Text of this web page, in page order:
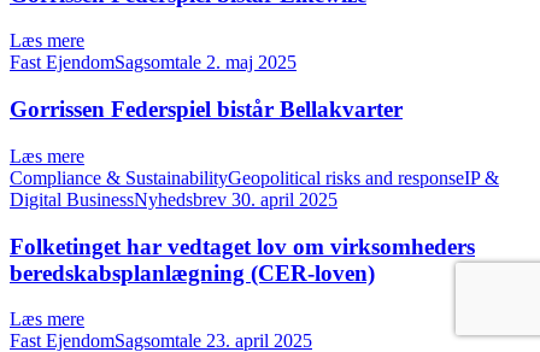
Læs mere
Fast EjendomSagsomtale 2. maj 2025
Gorrissen Federspiel bistår Bellakvarter
Læs mere
Compliance & SustainabilityGeopolitical risks and responseIP &
Digital BusinessNyhedsbrev 30. april 2025
Folketinget har vedtaget lov om virksomheders
beredskabsplanlægning (CER-loven)
Læs mere
Fast EjendomSagsomtale 23. april 2025